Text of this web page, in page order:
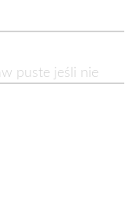
puste jeśli nie